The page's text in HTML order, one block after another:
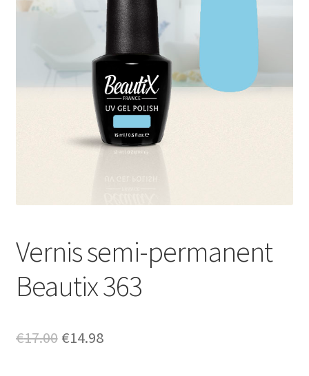
Qui sommes-nous
Sécurité et confidentialité
Validation
Vernis semi-permanent
Beautix 363
€17.00 Le
€14.98Le